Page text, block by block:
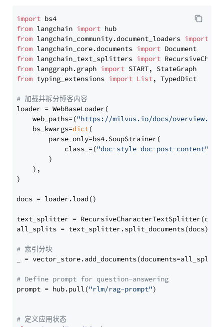
import
from langchain import
from langchain_community.document_loaders import
from langchain_core.documents import
from langchain_text_splitters import
from langgraph.graph import
from typing_extensions import List, TypedDict
# 加载并拆分博客内容
loader = WebBaseLoader(
    web_paths=(
"https://milvus.io/docs/overview.md"
    bs_kwargs=
dict(
        parse_only=bs4.SoupStrainer(
            class_=(
"doc-style doc-post-content"
        )
    ),
)
docs = loader.load()
text_splitter =
all_splits = text_splitter.split_documents(docs)
# 索引分块
_ = vector_store.add_documents(documents=all_splits)
# Define prompt for question-answering
prompt = hub.pull("rlm/rag-prompt")
# 定义应用状态